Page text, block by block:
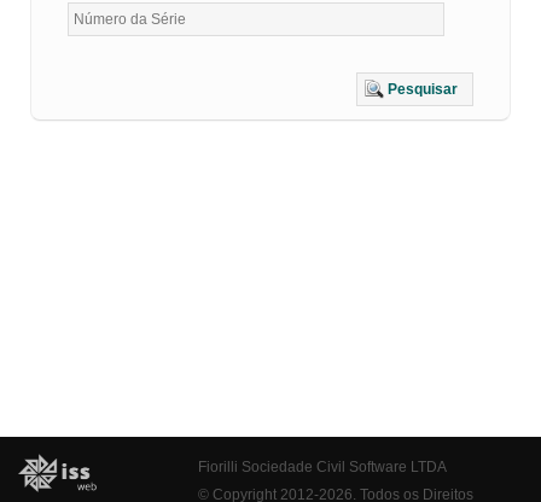
Pesquisar
Fiorilli Sociedade Civil Software LTDA
© Copyright 2012-2026. Todos os Direitos